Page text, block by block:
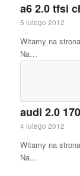
a6 2.0 tfsi
5 lutego 2012
Witamy na
Na…
audi 2.0
4 lutego 2012
Witamy na
Na…